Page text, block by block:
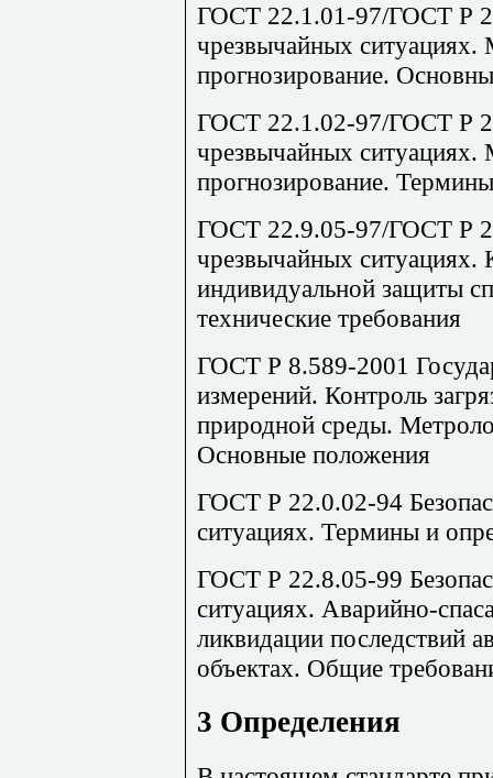
ГОСТ 22.1.01-97/ГОСТ Р
чрезвычайных ситуациях.
прогнозирование.
ГОСТ 22.1.02-97/ГОСТ Р
чрезвычайных ситуациях.
прогнозирование.
ГОСТ 22.9.05-97/ГОСТ Р
чрезвычайных ситуациях.
индивидуальной защиты
технические требования
ГОСТ Р 8.589-2001
измерений. Контроль
природной среды.
Основные положения
ГОСТ Р 22.0.02-94
ситуациях. Термины и
ГОСТ Р 22.8.05-99
ситуациях. Аварийно-
ликвидации последствий
объектах. Общие
3 Определения